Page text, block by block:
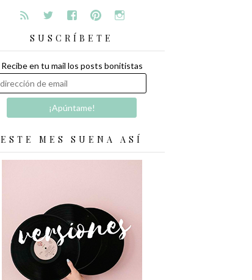
SUSCRÍBETE
Recibe en tu mail los posts bonitistas
ESTE MES SUENA ASÍ